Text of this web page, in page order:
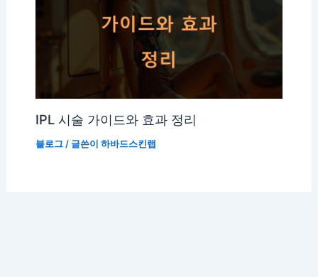
IPL 시술 가이드와 효과 정리
블로그/ 글쓴이 하바드스킨랩